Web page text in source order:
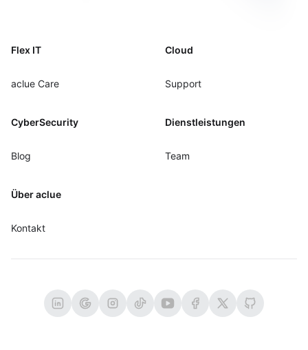
Flex IT
aclue Care
Cloud
Support
CyberSecurity
Blog
Dienstleistungen
Team
Über aclue
Kontakt